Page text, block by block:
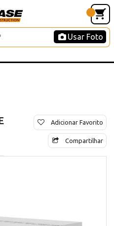
Usar Foto
Adicionar Favorito
Compartilhar